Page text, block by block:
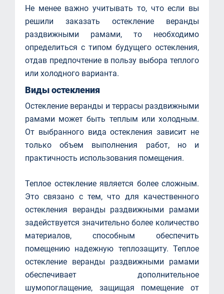
Не менее важно учитывать то, что если вы
решили заказать остекление веранды
раздвижными рамами, то необходимо
определиться с типом будущего остекления,
отдав предпочтение в пользу выбора теплого
или холодного варианта.
Виды остекления
Остекление веранды и террасы раздвижными
рамами может быть теплым или холодным.
От выбранного вида остекления зависит не
только объем выполнения работ, но и
практичность использования помещения.
Теплое остекление является более сложным.
Это связано с тем, что для качественного
остекления веранды раздвижными рамами
задействуется значительно более количество
материалов, способным обеспечить
помещению надежную теплозащиту. Теплое
остекление веранды раздвижными рамами
обеспечивает дополнительное
шумопоглащение, защищая помещение от